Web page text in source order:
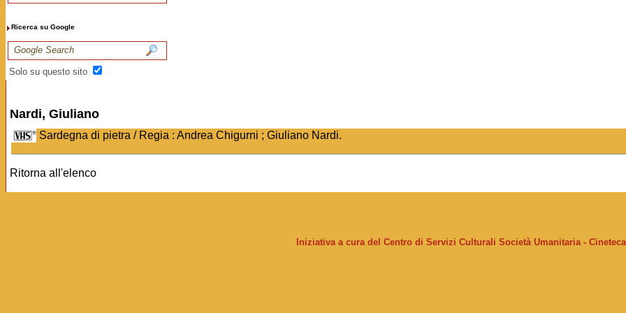
Ricerca su Google
Solo su questo sito
Nardi, Giuliano
Sardegna di pietra / Regia : Andrea Chigurni ; Giuliano Nardi.
Ritorna all'elenco
Iniziativa a cura del Centro di Servizi Culturali Società Umanitaria -